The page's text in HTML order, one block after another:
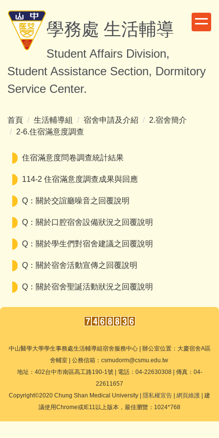
到
容
區
學務處 生活輔導
Student Affairs Division,
Student Assistance Section, Dormitory
Service Center.
首頁 生活輔導組 宿舍申請及介紹
2.宿舍簡介
2-6.住宿滿意度調查
住宿滿意度問卷調查統計結果
114-2 住宿滿意度調查成果與回應
Q：關於交誼廳噪音之回覆說明
Q：關於口腔宿舍設備狀況之回覆說明
Q：關於學生們對宿舍建議之回覆說明
Q：關於宿舍活動宣傳之回覆說明
Q：關於宿舍聖誕活動狀況之回覆說明
中山醫學大學學生事務處生活輔導組宿舍服務中心 | 辦公室位置：大慶宿舍A區
舍輔室 | 公務信箱：csmudorm@csmu.edu.tw
地址：402台中市南區高工路190-1號 | 電話：04-22630308 | 傳真：04-
22611657
Copyright©2020 Chung Shan Medical University | 隱私權宣告 網頁維護 | 建
議使用Chrome或IE11以上版本，最佳瀏覽：1024*768